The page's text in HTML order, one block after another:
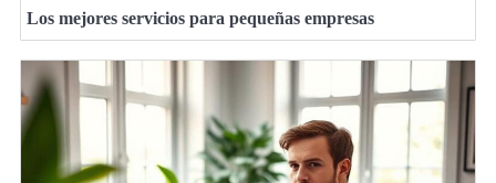
Los mejores servicios para pequeñas empresas